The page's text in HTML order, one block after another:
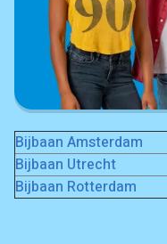
Bijbaan Amsterdam
Bijbaan Utrecht
Bijbaan Rotterdam